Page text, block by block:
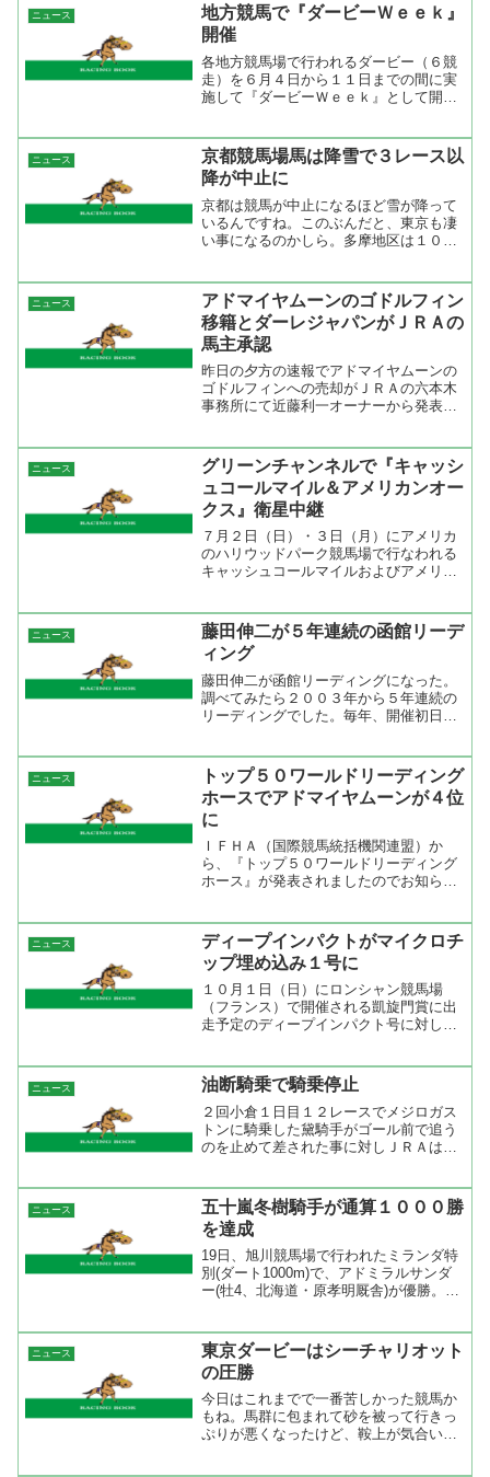
ニュース
地方競馬で『ダービーＷｅｅｋ』
開催
各地方競馬場で行われるダービー（６競
走）を６月４日から１１日までの間に実
施して『ダービーＷｅｅｋ』として開催
トダービーに出走することを目標に置い
ているのだろう。開催時期...
ニュース
京都競馬場馬は降雪で３レース以
降が中止に
京都は競馬が中止になるほど雪が降って
いるんですね。このぶんだと、東京も凄
い事になるのかしら。多摩地区は１０セ
ていましたが芝コースは真っ白ですね。
結構、降っているようです...
ニュース
アドマイヤムーンのゴドルフィン
移籍とダーレジャパンがＪＲＡの
馬主承認
昨日の夕方の速報でアドマイヤムーンの
ゴドルフィンへの売却がＪＲＡの六本木
事務所にて近藤利一オーナーから発表が
ドマイヤムーンを生産したノーザンファ
ームの代表吉田勝巳氏が同...
ニュース
グリーンチャンネルで『キャッシ
ュコールマイル＆アメリカンオー
クス』衛星中継
７月２日（日）・３日（月）にアメリカ
のハリウッドパーク競馬場で行なわれる
キャッシュコールマイルおよびアメリカ
す。ＪＲＡのお知らせ放送が決まり、枠
順も決まっていよいよですね...
ニュース
藤田伸二が５年連続の函館リーデ
ィング
藤田伸二が函館リーディングになった。
調べてみたら２００３年から５年連続の
リーディングでした。毎年、開催初日か
函館開催の騎乗数を見ると２００２年は
１１８鞍だったのに対し、...
ニュース
トップ５０ワールドリーディング
ホースでアドマイヤムーンが４位
に
ＩＦＨＡ（国際競馬統括機関連盟）か
ら、『トップ５０ワールドリーディング
ホース』が発表されましたのでお知らせ
に行われた世界の主要レースを対象とし
ています。ランキングトップ...
ニュース
ディープインパクトがマイクロチ
ップ埋め込み１号に
１０月１日（日）にロンシャン競馬場
（フランス）で開催される凱旋門賞に出
走予定のディープインパクト号に対し
す。 フランスでは、本年からすべての
出走馬にマイクロチップの埋め込...
ニュース 油断騎乗で騎乗停止
２回小倉１日目１２レースでメジロガス
トンに騎乗した黛騎手がゴール前で追う
のを止めて差された事に対しＪＲＡは油
乗停止処分を受けるのは今回が初めてか
な？ これまでもゴール前...
ニュース
五十嵐冬樹騎手が通算１０００勝
を達成
19日、旭川競馬場で行われたミランダ特
別(ダート1000m)で、アドミラルサンダ
ー(牡4、北海道・原孝明厩舎)が優勝。同
を挙げると共に、JRAでの43勝と合わ
せ...
ニュース
東京ダービーはシーチャリオット
の圧勝
今日はこれまでで一番苦しかった競馬か
もね。馬群に包まれて砂を被って行きっ
ぷりが悪くなったけど、鞍上が気合いを